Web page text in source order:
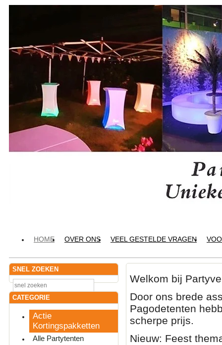
HOME OVER ONS VEEL GESTELDE VRAGEN
SNEL ZOEKEN
CATEGORIE
Actie
Kortingspakketten
Alle Partytenten
Welkom bij
Door ons brede
Pagodetenten
scherpe prijs.
Nieuw: Feest